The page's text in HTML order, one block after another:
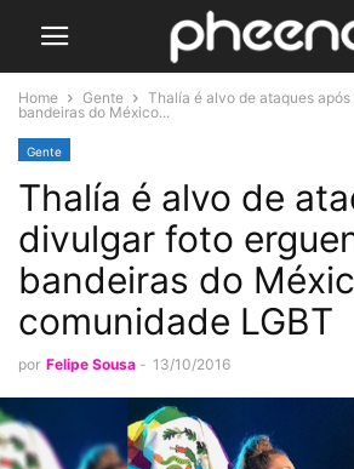
Home Gente
Thalía é alvo de ataques
bandeiras do México...
Gente
Thalía é alvo de
divulgar foto
bandeiras do
comunidade LGBT
por Felipe Sousa - 13/10/2016